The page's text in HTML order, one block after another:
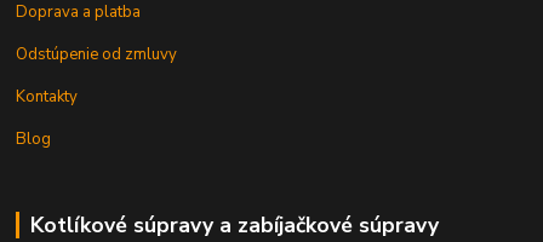
Doprava a platba
Odstúpenie od zmluvy
Kontakty
Blog
Kotlíkové súpravy a zabíjačkové súpravy